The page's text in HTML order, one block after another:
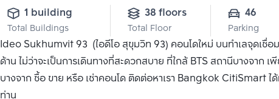
1 building
Total Buildings
38 floors
Total Floor
46
Parking
Ideo Sukhumvit 93 (ไอดีโอ สุขุมวิท 93) คอนโดใหม่ บนทำเลจุดเ
ด้าน ไม่ว่าจะเป็นการเดินทางที่สะดวกสบาย ที่ใกล้ BTS สถานีบางจาก
บางจาก ซื้อ ขาย หรือ เช่าคอนโด ติดต่อหาเรา Bangkok CitiSmart ไ
ท่าน